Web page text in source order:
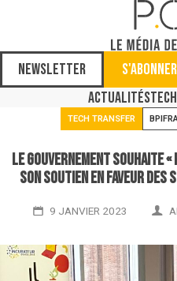
Newsletter
S'abonner
Actualités
TECH TRANSFER
Le gouvernement souhaite
son soutien en faveur des
9 JANVIER 2023